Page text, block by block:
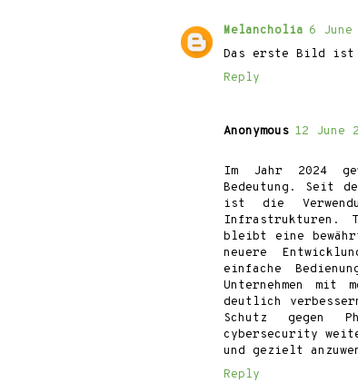
Melancholia 6
Das erste Bild
Reply
Anonymous 12 June
Im Jahr 2024
Bedeutung. Seit
ist die
Infrastrukturen.
bleibt eine
neuere
einfache
Unternehmen mit
deutlich
Schutz gegen
cybersecurity
und gezielt
Reply